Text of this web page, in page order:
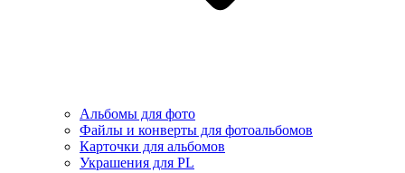
Альбомы для фото
Файлы и конверты для фотоальбомов
Карточки для альбомов
Украшения для PL